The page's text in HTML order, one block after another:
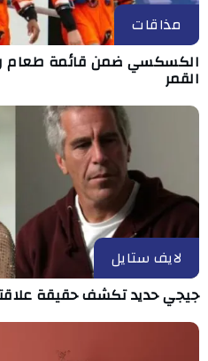
مذاقات
الكسكسي ضمن قائمة طعام
القمر
لايف ستايل
جيجي حديد تكشف حقيقة